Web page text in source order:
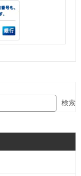
検索